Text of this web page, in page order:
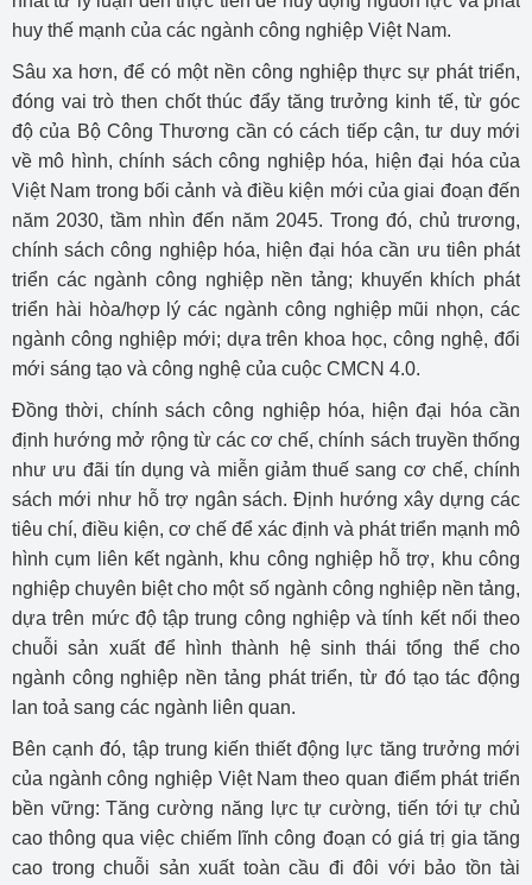
huy thế mạnh của các ngành công nghiệp Việt Nam.
Sâu xa hơn, để có một nền công nghiệp thực sự phát triển,
đóng vai trò then chốt thúc đẩy tăng trưởng kinh tế, từ góc
độ của Bộ Công Thương cần có cách tiếp cận, tư duy mới
về mô hình, chính sách công nghiệp hóa, hiện đại hóa của
Việt Nam trong bối cảnh và điều kiện mới của giai đoạn đến
năm 2030, tầm nhìn đến năm 2045. Trong đó, chủ trương,
chính sách công nghiệp hóa, hiện đại hóa cần ưu tiên phát
triển các ngành công nghiệp nền tảng; khuyến khích phát
triển hài hòa/hợp lý các ngành công nghiệp mũi nhọn, các
ngành công nghiệp mới; dựa trên khoa học, công nghệ, đổi
mới sáng tạo và công nghệ của cuộc CMCN 4.0.
Đồng thời, chính sách công nghiệp hóa, hiện đại hóa cần
định hướng mở rộng từ các cơ chế, chính sách truyền thống
như ưu đãi tín dụng và miễn giảm thuế sang cơ chế, chính
sách mới như hỗ trợ ngân sách. Định hướng xây dựng các
tiêu chí, điều kiện, cơ chế để xác định và phát triển mạnh mô
hình cụm liên kết ngành, khu công nghiệp hỗ trợ, khu công
nghiệp chuyên biệt cho một số ngành công nghiệp nền tảng,
dựa trên mức độ tập trung công nghiệp và tính kết nối theo
chuỗi sản xuất để hình thành hệ sinh thái tổng thể cho
ngành công nghiệp nền tảng phát triển, từ đó tạo tác động
lan toả sang các ngành liên quan.
Bên cạnh đó, tập trung kiến thiết động lực tăng trưởng mới
của ngành công nghiệp Việt Nam theo quan điểm phát triển
bền vững: Tăng cường năng lực tự cường, tiến tới tự chủ
cao thông qua việc chiếm lĩnh công đoạn có giá trị gia tăng
cao trong chuỗi sản xuất toàn cầu đi đôi với bảo tồn tài